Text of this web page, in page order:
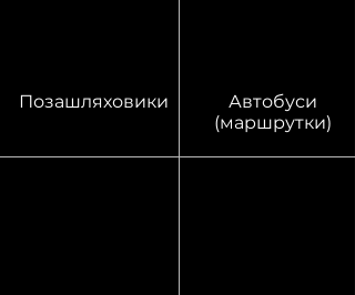
Позашляховики
Автобуси
(маршрутки)